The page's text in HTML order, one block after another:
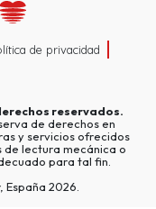
de privacidad
reservados.
de derechos en
y servicios ofrecidos
lectura mecánica o
para tal fin.
2026.